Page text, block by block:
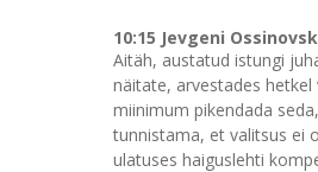
10:15 Jevgeni
Aitäh, austatud istungi
näitate, arvestades
miinimum pikendada
tunnistama, et valitsus ei
ulatuses haiguslehti